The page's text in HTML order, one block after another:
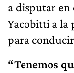
a disputar en
Yacobitti a la
para
“Tenemos